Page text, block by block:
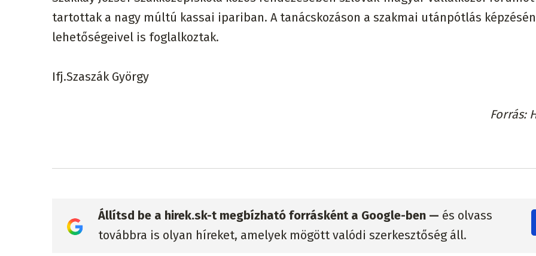
tartottak a nagy múltú kassai ipariban. A tanácskozáson a szakmai utánpótlás
lehetőségeivel is foglalkoztak.
Ifj.Szaszák György
Forrás
Állítsd be a hirek.sk-t megbízható forrásként a Google-ben — és olvass
továbbra is olyan híreket, amelyek mögött valódi szerkesztőség áll.